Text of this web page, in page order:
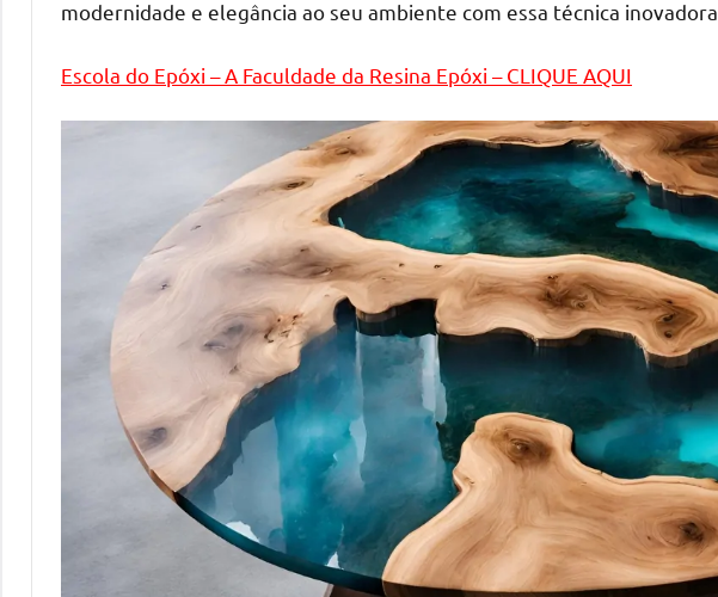
de
de
qualidade,
como
as
populares
River
Tables
e
de
tampinhas
resinadas.
modernidade e elegância ao seu ambiente com essa técnica inovadora.
Escola do Epóxi – A Faculdade da Resina Epóxi – CLIQUE AQUI